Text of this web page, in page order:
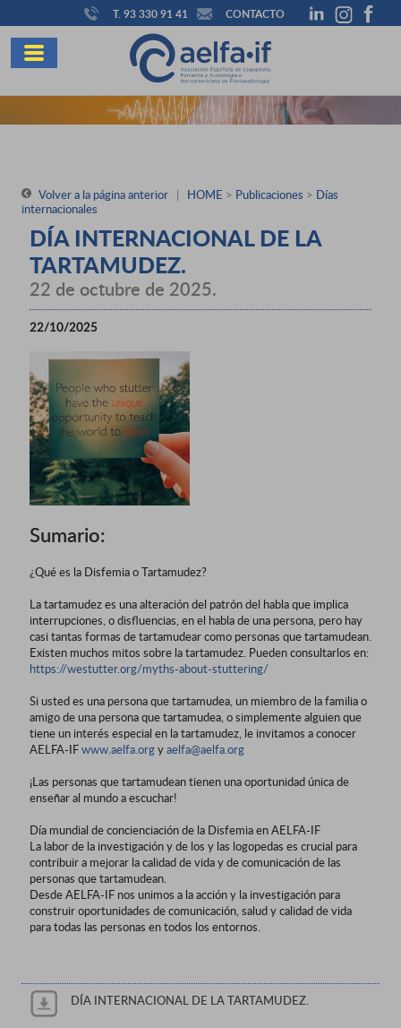
T. 93 330 91 41 CONTACTO
Volver a la página anterior | HOME > Publicaciones > Días
internacionales
DÍA INTERNACIONAL DE LA
TARTAMUDEZ.
22 de octubre de 2025.
22/10/2025
Sumario:
¿Qué es la Disfemia o Tartamudez?
La tartamudez es una alteración del patrón del habla que implica
interrupciones, o disfluencias, en el habla de una persona, pero hay
casi tantas formas de tartamudear como personas que tartamudean.
Existen muchos mitos sobre la tartamudez. Pueden consultarlos en:
https://westutter.org/myths-about-stuttering/
Si usted es una persona que tartamudea, un miembro de la familia o
amigo de una persona que tartamudea, o simplemente alguien que
tiene un interés especial en la tartamudez, le invitamos a conocer
AELFA-IFwww.aelfa.orgyaelfa@aelfa.org
¡Las personas que tartamudean tienen una oportunidad única de
enseñar al mundo a escuchar!
Día mundial de concienciación de la Disfemia en AELFA-IF
La labor de la investigación y de los y las logopedas es crucial para
contribuir a mejorar la calidad de vida y de comunicación de las
personas que tartamudean.
Desde AELFA-IF nos unimos a la acción y la investigación para
construir oportunidades de comunicación, salud y calidad de vida
para todas las personas en todos los entornos.
DÍA INTERNACIONAL DE LA TARTAMUDEZ.